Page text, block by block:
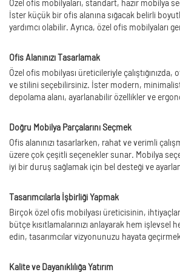
Özel ofis mobilyaları, standart, hazır mobilya
İster küçük bir ofis alanına sığacak belirli
yardımcı olabilir. Ayrıca, özel ofis mobilyaları
Ofis Alanınızı Tasarlamak
Özel ofis mobilyası üreticileriyle
ve stilini seçebilirsiniz. İster modern,
depolama alanı, ayarlanabilir özellikler ve
Doğru Mobilya Parçalarını Seçmek
Ofis alanınızı tasarlarken, rahat ve verimli
üzere çok çeşitli seçenekler sunar. Mobilya
iyi bir duruş sağlamak için bel desteği ve
Tasarımcılarla İşbirliği Yapmak
Birçok özel ofis mobilyası üreticisinin,
bütçe kısıtlamalarınızı anlayarak hem
edin, tasarımcılar vizyonunuzu hayata
Kalite ve Dayanıklılığa Yatırım